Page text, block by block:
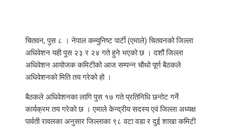
चितवन, पुस ८ । नेपाल कम्युनिष्ट पार्टी (एमाले) चितवनको जिल्ला
अधिवेशन यही पुस २३ र २४ गते हुने भएको छ । दशौं जिल्ला
अधिवेशन आयोजक कमिटीको आज सम्पन्न चौथो पूर्ण बैठकले
अधिवेशनको मिति तय गरेको हो ।
बैठकले अधिवेशनका लागि पुस १७ गते प्रतिनिधि छनोट गर्ने
कार्यक्रम तय गरेको छ । एमाले केन्द्रीय सदस्य एवं जिल्ला अध्यक्ष
पार्वती रावलका अनुसार जिल्लाका ९८ वटा वडा र दुई शाखा कमिटी